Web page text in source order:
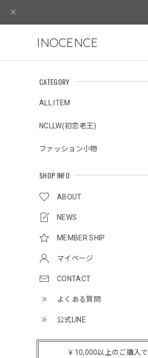
INOCENCE
CATEGORY
ALL ITEM
NCLLW(初恋老王)
ファッション小物
SHOP INFO
ABOUT
NEWS
MEMBER SHIP
マイページ
CONTACT
よくある質問
公式LINE
￥10,000以上のご購入で